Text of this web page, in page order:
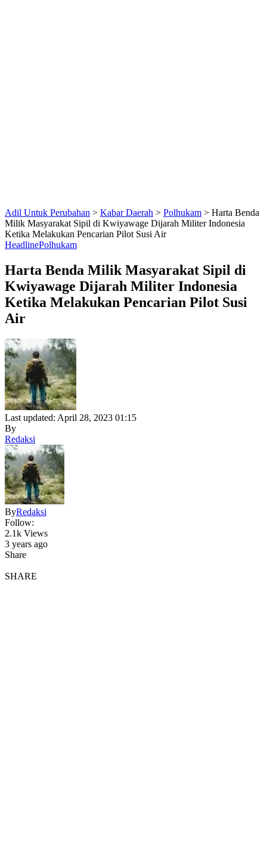
Adil Untuk Perubahan > Kabar Daerah > Polhukam > Harta Benda
Milik Masyarakat Sipil di Kwiyawage Dijarah Militer Indonesia
Ketika Melakukan Pencarian Pilot Susi Air
HeadlinePolhukam
Harta Benda Milik Masyarakat Sipil di
Kwiyawage Dijarah Militer Indonesia
Ketika Melakukan Pencarian Pilot Susi
Air
Last updated: April 28, 2023 01:15
By
Redaksi
ByRedaksi
Follow:
2.1k Views
3 years ago
Share
SHARE